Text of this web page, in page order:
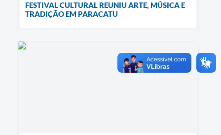
FESTIVAL CULTURAL REUNIU ARTE, MÚSICA E
TRADIÇÃO EM PARACATU